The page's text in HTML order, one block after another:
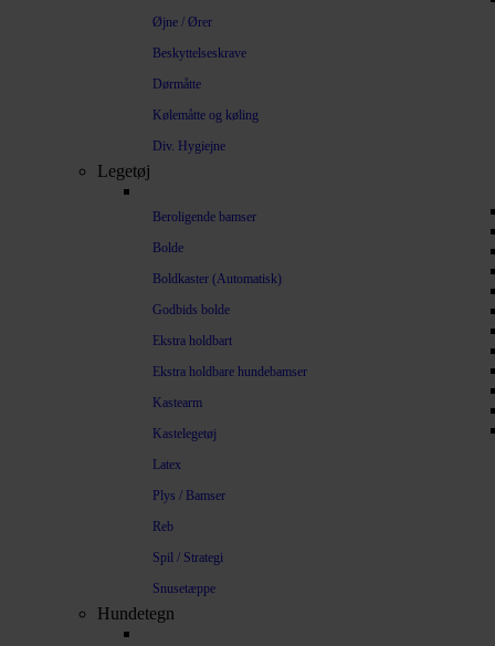
Øjne / Ører
Beskyttelseskrave
Dørmåtte
Kølemåtte og køling
Div. Hygiejne
Legetøj
Beroligende bamser
Bolde
Boldkaster (Automatisk)
Godbids bolde
Ekstra holdbart
Ekstra holdbare hundebamser
Kastearm
Kastelegetøj
Latex
Plys / Bamser
Reb
Spil / Strategi
Snusetæppe
Hundetegn